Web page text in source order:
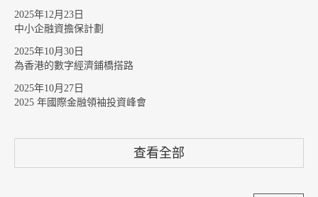
2025年12月23日
中小企融資擔保計劃
2025年10月30日
為香港的數字經濟鋪橋搭路
2025年10月27日
2025 年國際金融領袖投資峰會
查看全部